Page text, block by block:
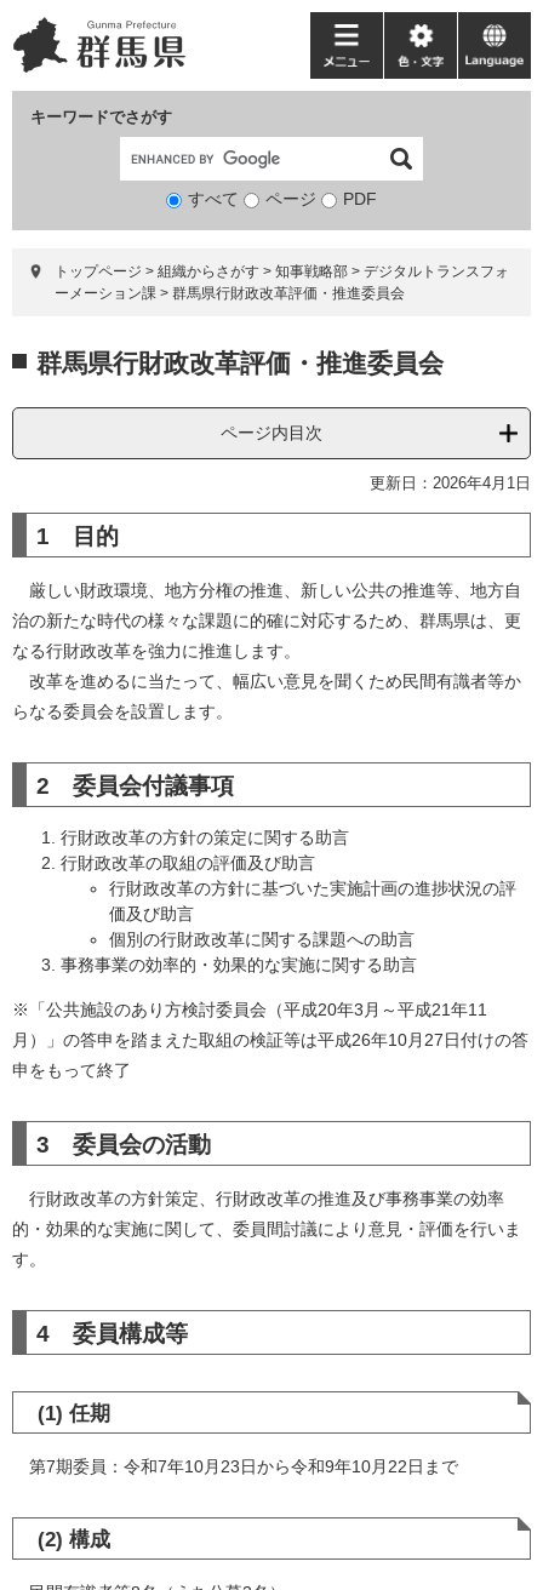
ー
ジ
ニ
ュ
て
キーワードでさがす
検
象
すべて ページ PDF
メ
ニ
ー
色・
文
language
トップページ > 組織からさがす > 知事戦略部 > デジタルトランスフォ
ーメーション課 > 群馬県行財政改革評価・推進委員会
文 群馬県行財政改革評価・推進委員会
ページ内目次
更新日：2026年4月1日
1 目的
厳しい財政環境、地方分権の推進、新しい公共の推進等、地方自
治の新たな時代の様々な課題に的確に対応するため、群馬県は、更
なる行財政改革を強力に推進します。
改革を進めるに当たって、幅広い意見を聞くため民間有識者等か
らなる委員会を設置します。
2 委員会付議事項
行財政改革の方針の策定に関する助言
行財政改革の取組の評価及び助言
行財政改革の方針に基づいた実施計画の進捗状況の評
価及び助言
個別の行財政改革に関する課題への助言
事務事業の効率的・効果的な実施に関する助言
※「公共施設のあり方検討委員会（平成20年3月～平成21年11
月）」の答申を踏まえた取組の検証等は平成26年10月27日付けの答
申をもって終了
3 委員会の活動
行財政改革の方針策定、行財政改革の推進及び事務事業の効率
的・効果的な実施に関して、委員間討議により意見・評価を行いま
す。
4 委員構成等
(1) 任期
第7期委員：令和7年10月23日から令和9年10月22日まで
(2) 構成